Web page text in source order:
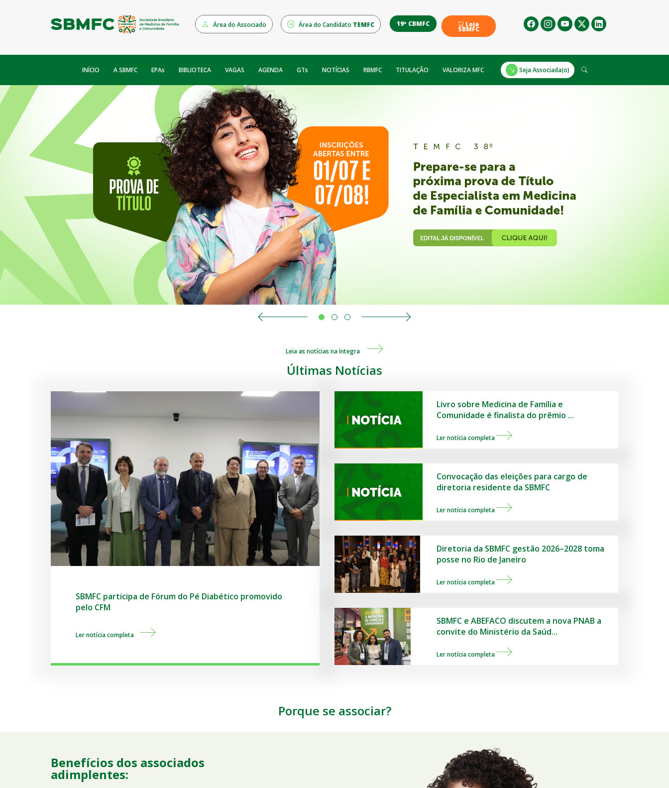
Área do Associado Área do Candidato TEMFC 19º CBMFC Loja
SBMFC
INÍCIO A SBMFC EPAs BIBLIOTECA VAGAS AGENDA GTs NOTÍCIAS RBMFC TITULAÇÃO VALORIZA MFC Seja Associada(o)
Leia as notícias na íntegra
Últimas Notícias
SBMFC participa de Fórum do Pé Diabético promovido
pelo CFM
Ler notícia completa
Livro sobre Medicina de Família e
Comunidade é finalista do prêmio ...
Ler notícia completa
Convocação das eleições para cargo de
diretoria residente da SBMFC
Ler notícia completa
Diretoria da SBMFC gestão 2026–2028 toma
posse no Rio de Janeiro
Ler notícia completa
SBMFC e ABEFACO discutem a nova PNAB a
convite do Ministério da Saúd...
Ler notícia completa
Porque se associar?
Benefícios dos associados
adimplentes: